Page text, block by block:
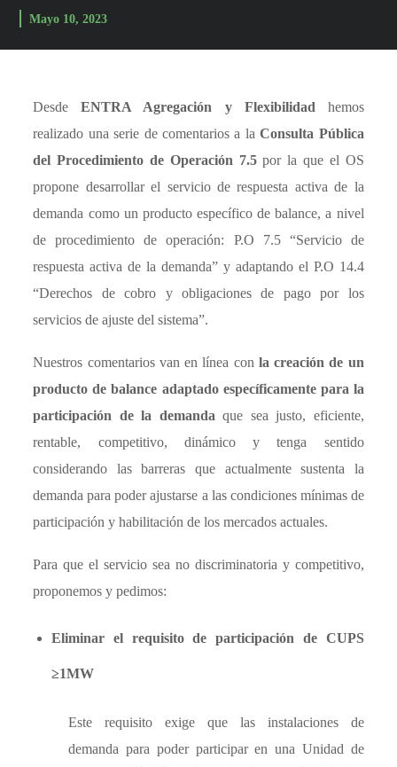
Mayo 10, 2023
DesdeENTRA Agregación y Flexibilidad hemos
realizado una serie de comentarios a laConsulta Pública
del Procedimiento de Operación 7.5por la que el OS
propone desarrollar el servicio de respuesta activa de la
demanda como un producto específico de balance, a nivel
de procedimiento de operación: P.O 7.5 “Servicio de
respuesta activa de la demanda” y adaptando el P.O 14.4
“Derechos de cobro y obligaciones de pago por los
servicios de ajuste del sistema”.
Nuestros comentarios van en línea con la creación de un
producto de balance adaptado específicamente para la
participación de la demanda que sea justo, eficiente,
rentable, competitivo, dinámico y tenga sentido
considerando las barreras que actualmente sustenta la
demanda para poder ajustarse a las condiciones mínimas de
participación y habilitación de los mercados actuales.
Para que el servicio sea no discriminatoria y competitivo,
proponemos y pedimos:
Eliminar el requisito de participación de CUPS
≥1MW
Este requisito exige que las instalaciones de
demanda para poder participar en una Unidad de